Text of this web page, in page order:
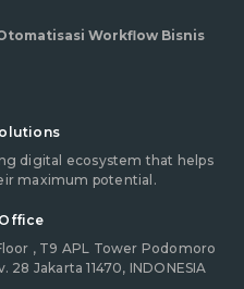
Workflow Bisnis
digital ecosystem that helps
maximum potential.
, T9 APL Tower Podomoro
28 Jakarta 11470, INDONESIA